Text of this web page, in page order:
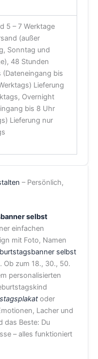
5 – 7 Werktage
(außer
Sonntag und
48 Stunden
(Dateneingang bis
Lieferung
Overnight
bis 8 Uhr
Lieferung nur
– Persönlich,
selbst
einfachen
mit Foto, Namen
selbst
Ob zum 18., 30., 50.
personalisierten
oder
Lacher und
das Beste: Du
– alles funktioniert